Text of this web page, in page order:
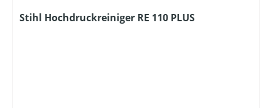
Stihl Hochdruckreiniger RE 110 PLUS